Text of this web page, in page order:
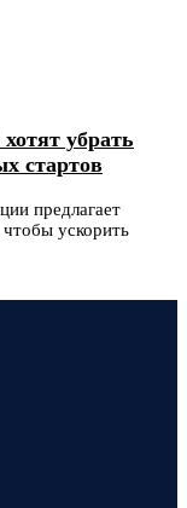
убрать
стартов
предлагает
ускорить